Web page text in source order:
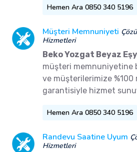
Hemen Ara 0850 340 5196
Müşteri Memnuniyeti
Hizmetleri
Beko Yozgat Beyaz
müşteri memnuniyetine
ve müşterilerimize
garantisiyle hizmet
Hemen Ara 0850 340 5196
Randevu Saatine Uyum
Hizmetleri